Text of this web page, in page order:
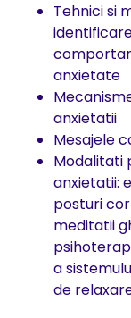
Tehnici si
anxietate
anxietatii
Mesajele
Modalitati
anxietatii:
posturi
meditatii
a
de